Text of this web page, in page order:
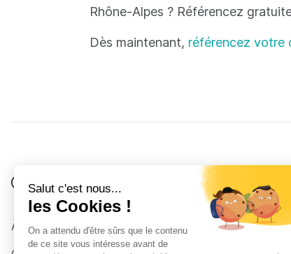
Rhône-Alpes ? Référencez
Dès maintenant, référencez votre
Côté Formations
À propos
Je suis
Au